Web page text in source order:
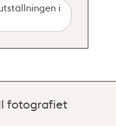
i
fotografiet